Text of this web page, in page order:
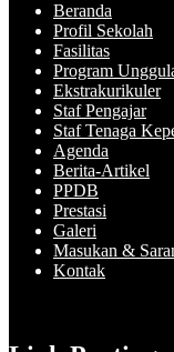
Beranda
Profil Sekolah
Fasilitas
Program
Ekstrakurikuler
Staf Pengajar
Staf Tenaga
Agenda
Berita-Artikel
PPDB
Prestasi
Galeri
Masukan &
Kontak